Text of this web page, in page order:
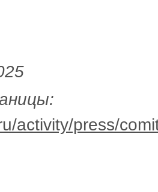
activity/press/